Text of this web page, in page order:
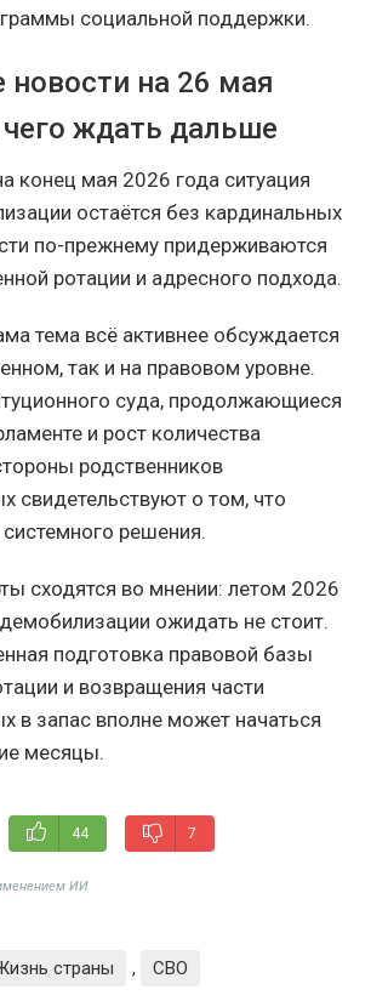
социальной поддержки.
новости на 26 мая
чего ждать дальше
конец мая 2026 года ситуация
остаётся без кардинальных
по-прежнему придерживаются
ротации и адресного подхода.
тема всё активнее обсуждается
так и на правовом уровне.
суда, продолжающиеся
и рост количества
родственников
свидетельствуют о том, что
решения.
сходятся во мнении: летом 2026
ожидать не стоит.
подготовка правовой базы
и возвращения части
в запас вполне может начаться
месяцы.
44 7
ИИ
страны , СВО